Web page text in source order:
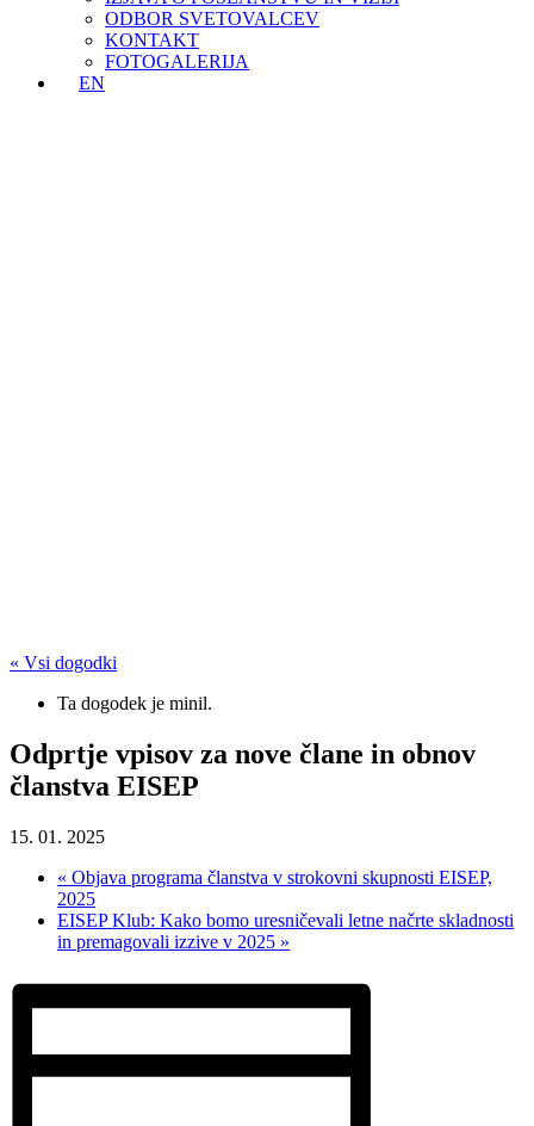
ODBOR SVETOVALCEV
KONTAKT
FOTOGALERIJA
EN
« Vsi dogodki
Ta dogodek je minil.
Odprtje vpisov za nove člane in obnov
članstva EISEP
15. 01. 2025
« Objava programa članstva v strokovni skupnosti EISEP,
2025
EISEP Klub: Kako bomo uresničevali letne načrte skladnosti
in premagovali izzive v 2025 »